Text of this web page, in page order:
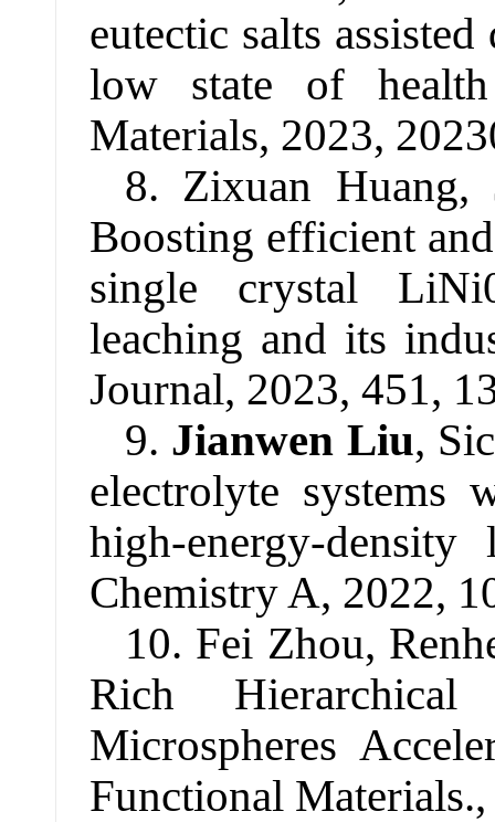
eutectic salts
low state of health
Materials, 2023,
8. Zixuan Huang,
Boosting efficient
single crystal
leaching and its
Journal, 2023, 451,
9. Jianwen Liu,
electrolyte systems
high-energy-
Chemistry A, 2022,
10. Fei Zhou,
Rich
Microspheres
Functional